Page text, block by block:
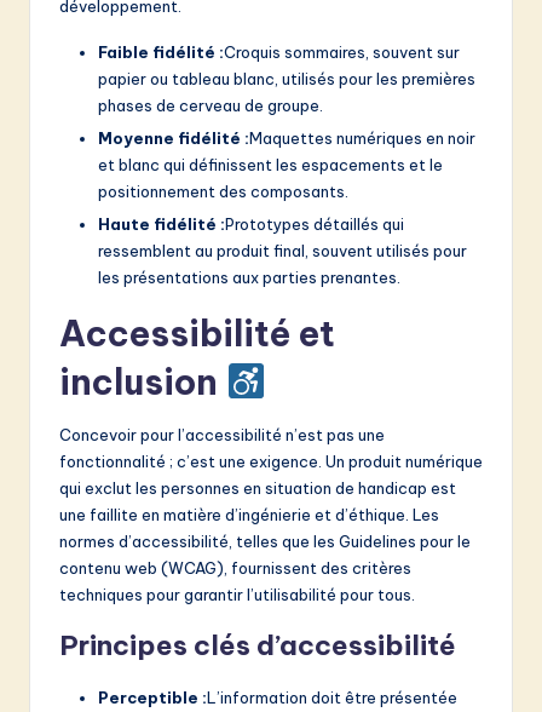
développement.
Faible fidélité :Croquis sommaires, souvent sur
papier ou tableau blanc, utilisés pour les premières
phases de cerveau de groupe.
Moyenne fidélité :Maquettes numériques en noir
et blanc qui définissent les espacements et le
positionnement des composants.
Haute fidélité :Prototypes détaillés qui
ressemblent au produit final, souvent utilisés pour
les présentations aux parties prenantes.
Accessibilité et
inclusion
Concevoir pour l’accessibilité n’est pas une
fonctionnalité ; c’est une exigence. Un produit numérique
qui exclut les personnes en situation de handicap est
une faillite en matière d’ingénierie et d’éthique. Les
normes d’accessibilité, telles que les Guidelines pour le
contenu web (WCAG), fournissent des critères
techniques pour garantir l’utilisabilité pour tous.
Principes clés d’accessibilité
Perceptible :L’information doit être présentée